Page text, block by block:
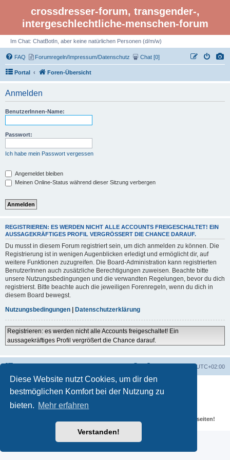
Diese Website nutzt Cookies, um dir den
bestmöglichen Komfort bei der Nutzung zu
bieten. Mehr erfahren
Verstanden!
crossdresser-forum, transgender-,
intergeschlechtliche-menschen-forum
Im Chat: ChatBotIn, aber keine natürlichen Personen (d/m/w)
FAQ Forumregeln/Impressum/Datenschutz Chat [0]
Portal Foren-Übersicht
Anmelden
BenutzerInnen-Name:
Passwort:
Ich habe mein Passwort vergessen
Angemeldet bleiben
Meinen Online-Status während dieser Sitzung verbergen
REGISTRIEREN: ES WERDEN NICHT ALLE ACCOUNTS FREIGESCHALTET! EIN
AUSSAGEKRÄFTIGES PROFIL VERGRÖSSERT DIE CHANCE DARAUF.
Du musst in diesem Forum registriert sein, um dich anmelden zu können. Die
Registrierung ist in wenigen Augenblicken erledigt und ermöglicht dir, auf
weitere Funktionen zuzugreifen. Die Board-Administration kann registrierten
BenutzerInnen auch zusätzliche Berechtigungen zuweisen. Beachte bitte
unsere Nutzungsbedingungen und die verwandten Regelungen, bevor du dich
registrierst. Bitte beachte auch die jeweiligen Forenregeln, wenn du dich in
diesem Board bewegst.
Nutzungsbedingungen
Datenschutzerklärung
Registrieren: es werden nicht alle Accounts freigeschaltet! Ein
aussagekräftiges Profil vergrößert die Chance darauf.
UTC+02:00
® Forum Software © phpBB Limited
Deutsche Übersetzung durchphpBB.de
Datenschutz
Datenschutzbestimmungen und weiteren Regeln der externen Webseiten!